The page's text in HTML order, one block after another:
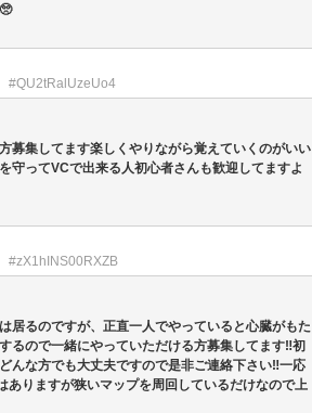
#QU2tRalUzeUo4
募集してます楽しくやりながら覚えていくのがいい
守ってVCで出来る人初心者さんも歓迎してますよ
#zX1hINS00RXZB
居るのですが、正直一人でやっていると心臓がもた
るので一緒にやっていただける方募集してます‼︎初
んな方でも大丈夫ですので是非ご連絡下さい‼︎一応
ありますが狭いマップを周回しているだけなので上